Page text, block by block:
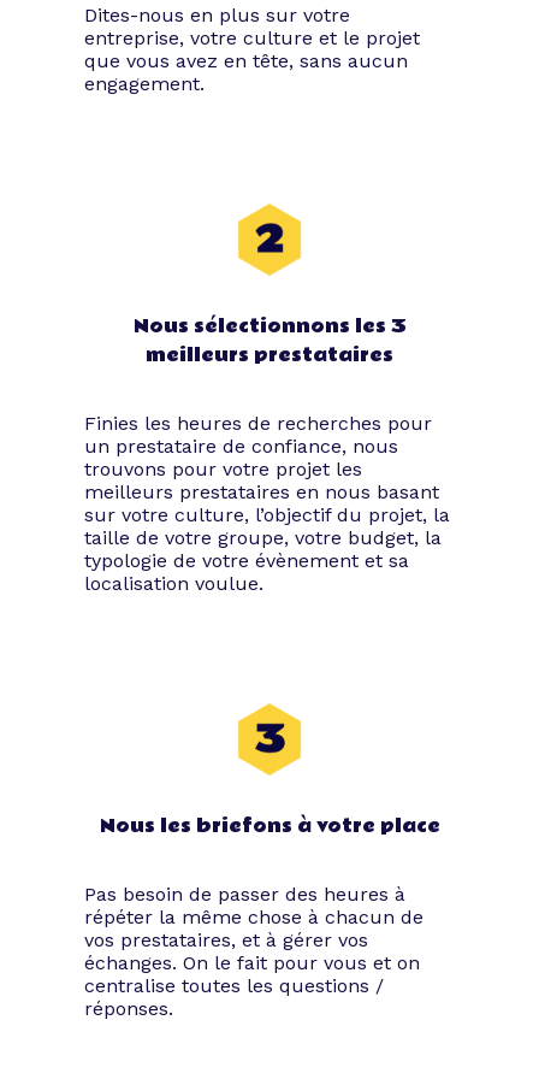
Soirée corporate : les
types d’événements
Vous avez sûrement entendu parler des
afterworks, des séminaires ou des team
buildings, mais sachez que les soirées
événements. Grâce à Tibby, laissez voguer
votre imagination et faites parler votre
La liste qui suit n’est pas exhaustive. Ces
exemples vous donnent néanmoins
quelques idées plausibles afin de
planifier votre prochaine soirée corporate.
Insufflez un vent de
motivation
séminaire Incentive symbolise en quelque
sorte une récompense, un événement
organisé dans le but de motiver les
leur travail fourni. C’est aussi l’occasion
de faire un break dans le cadre d’un
engagés à poursuivre leurs efforts.
Le but de ce genre de soirées est de
valoriser vos convives, de faire en sorte
qu’ils se sentent privilégiés à travers une
expérience originale.
Dites-nous en plus sur votre
entreprise, votre culture et le projet
que vous avez en tête, sans aucun
engagement.
Nous sélectionnons les 3
meilleurs prestataires
Finies les heures de recherches pour
un prestataire de confiance, nous
trouvons pour votre projet les
meilleurs prestataires en nous basant
sur votre culture, l’objectif du projet, la
taille de votre groupe, votre budget, la
typologie de votre évènement et sa
localisation voulue.
Nous les briefons à votre place
Pas besoin de passer des heures à
répéter la même chose à chacun de
vos prestataires, et à gérer vos
échanges. On le fait pour vous et on
centralise toutes les questions /
réponses.